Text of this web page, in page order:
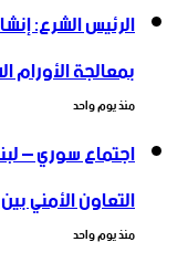
الرئيس الشرع:
بمعالجة الأورام
منذ يوم واحد
اجتماع سوري –
التعاون ‏الأمني
منذ يوم واحد